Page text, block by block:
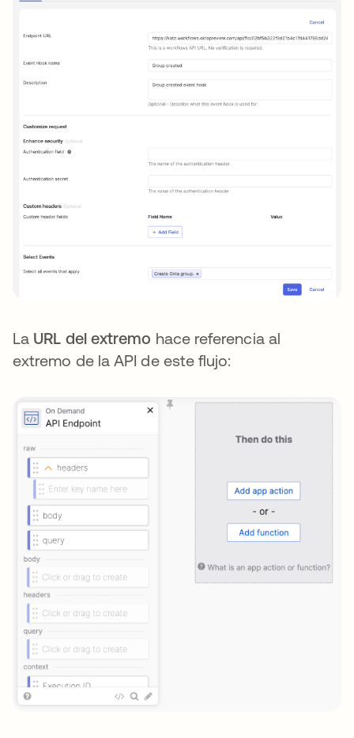
La URL del extremo hace referencia al
extremo de la API de este flujo: